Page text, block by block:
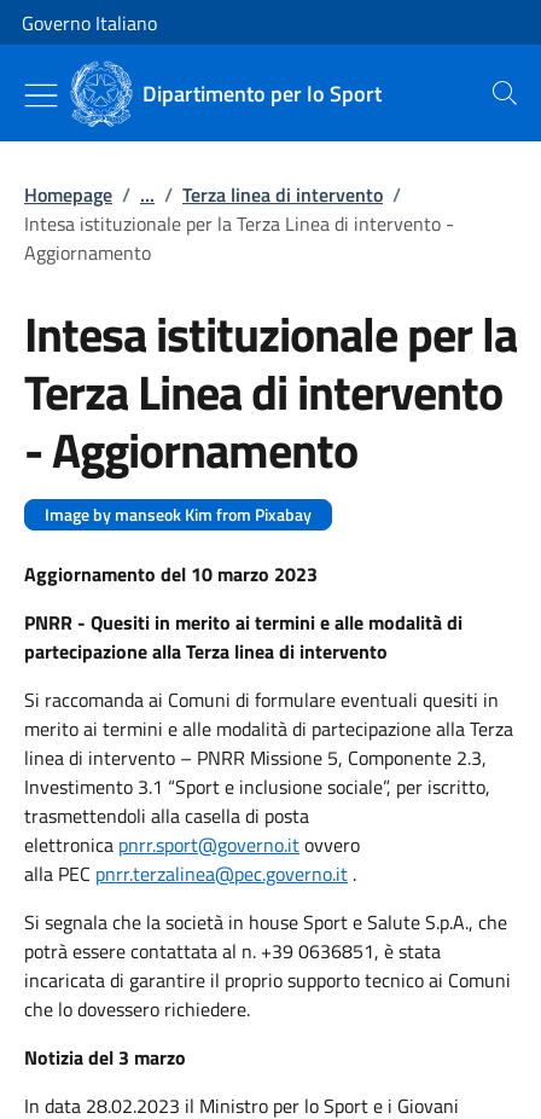
Vai al contenuto
Vai alla navigazione del sito
Governo Italiano
Dipartimento per lo Sport Cerca
Homepage / ... / Terza linea di intervento /
Intesa istituzionale per la Terza Linea di intervento -
Aggiornamento
Intesa istituzionale per la
Terza Linea di intervento
- Aggiornamento
Image by manseok Kim from Pixabay
Aggiornamento del 10 marzo 2023
PNRR - Quesiti in merito ai termini e alle modalità di
partecipazione alla Terza linea di intervento
Si raccomanda ai Comuni di formulare eventuali quesiti in
merito ai termini e alle modalità di partecipazione alla Terza
linea di intervento – PNRR Missione 5, Componente 2.3,
Investimento 3.1 “Sport e inclusione sociale”, per iscritto,
trasmettendoli alla casella di posta
elettronica pnrr.sport@governo.itovvero
alla PEC pnrr.terzalinea@pec.governo.it .
Si segnala che la società in house Sport e Salute S.p.A., che
potrà essere contattata al n. +39 0636851, è stata
incaricata di garantire il proprio supporto tecnico ai Comuni
che lo dovessero richiedere.
Notizia del 3 marzo
In data 28.02.2023 il Ministro per lo Sport e i Giovani